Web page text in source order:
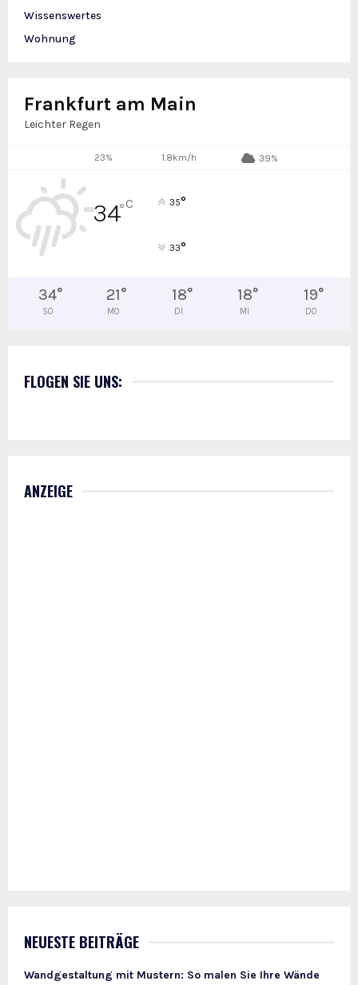
Wissenswertes
Wohnung
Frankfurt am Main
Leichter Regen
23% 1.8km/h 39%
34°C 35°
33°
34°
SO
21°
MO
18°
DI
18°
MI
19°
DO
FLOGEN SIE UNS:
ANZEIGE
NEUESTE BEITRÄGE
Wandgestaltung mit Mustern: So malen Sie Ihre Wände